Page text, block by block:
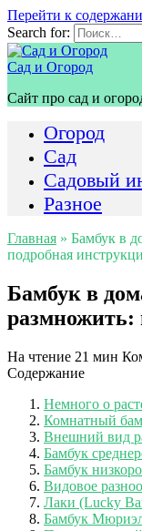
Перейти к
Search for:
Сад и Огород
Сайт про сад и
Огород
Сад
Садовый
Разное
Главная » Бамбук в
подробная
Бамбук в
размножить:
На чтение 21 мин
Содержание
Немного о
Комнатный
Внешний вид
Бамбук
Бамбук
Видовое
Лаки (Lucky
Бамбук